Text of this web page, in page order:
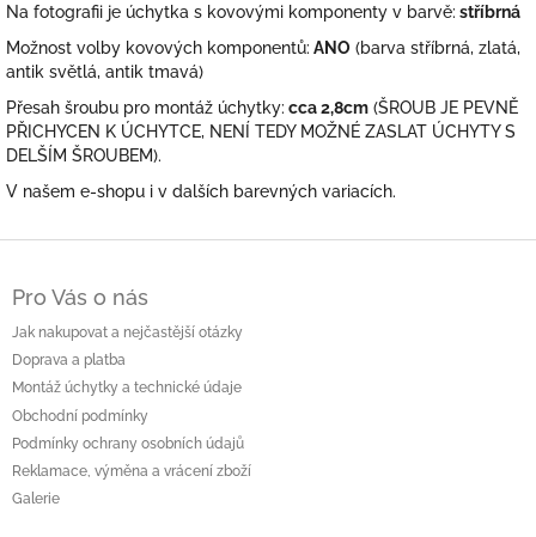
Na fotografii je úchytka s kovovými komponenty v barvě: stříbrná
Možnost volby kovových komponentů: ANO (barva stříbrná, zlatá,
antik světlá, antik tmavá)
Přesah šroubu pro montáž úchytky: cca 2,8cm (ŠROUB JE PEVNĚ
PŘICHYCEN K ÚCHYTCE, NENÍ TEDY MOŽNÉ ZASLAT ÚCHYTY S
DELŠÍM ŠROUBEM).
V našem e-shopu i v dalších barevných variacích.
Pro Vás o nás
Jak nakupovat a nejčastější otázky
Doprava a platba
Montáž úchytky a technické údaje
Obchodní podmínky
Podmínky ochrany osobních údajů
Reklamace, výměna a vrácení zboží
Galerie